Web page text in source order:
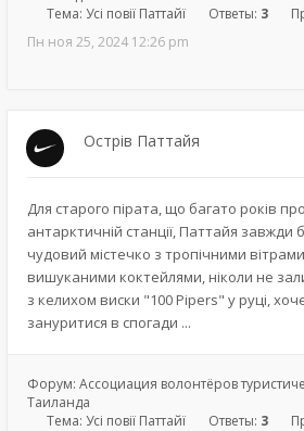
Тема: Усі повії Паттайї Ответы: 3
Пн ноя 25, 2024 12:26 pm
Острів Паттайя
Для старого пірата, що багато років
антарктичній станції, Паттайя
чудовий містечко з тропічними
вишуканими коктейлями, ніколи не
з келихом виски "100 Pipers" у руці,
зануритися в спогади ...
Форум: Ассоциация волонтёров
Таиланда
Тема: Усі повії Паттайї Ответы: 3